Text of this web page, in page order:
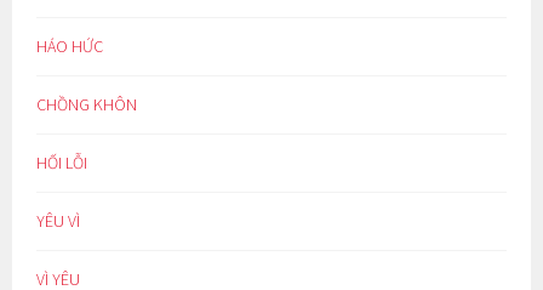
HÁO HỨC
CHỒNG KHÔN
HỐI LỖI
YÊU VÌ
VÌ YÊU